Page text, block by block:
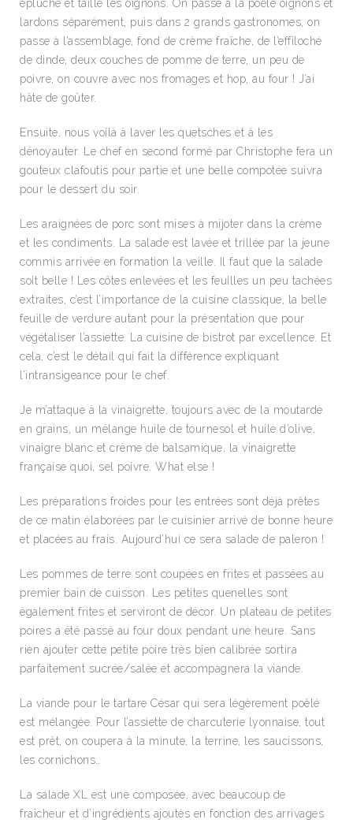
épluché et taillé les oignons. On passe à la poêle oignons et
lardons séparément, puis dans 2 grands gastronomes, on
passe à l’assemblage, fond de crème fraîche, de l’effiloché
de dinde, deux couches de pomme de terre, un peu de
poivre, on couvre avec nos fromages et hop, au four ! J’ai
hâte de goûter.
Ensuite, nous voilà à laver les quetsches et à les
dénoyauter. Le chef en second formé par Christophe fera un
gouteux clafoutis pour partie et une belle compotée suivra
pour le dessert du soir.
Les araignées de porc sont mises à mijoter dans la crème
et les condiments. La salade est lavée et trillée par la jeune
commis arrivée en formation la veille. Il faut que la salade
soit belle ! Les côtes enlevées et les feuilles un peu tachées
extraites, c’est l’importance de la cuisine classique, la belle
feuille de verdure autant pour la présentation que pour
végétaliser l’assiette. La cuisine de bistrot par excellence. Et
cela, c’est le détail qui fait la différence expliquant
l’intransigeance pour le chef.
Je m’attaque à la vinaigrette, toujours avec de la moutarde
en grains, un mélange huile de tournesol et huile d’olive,
vinaigre blanc et crème de balsamique, la vinaigrette
française quoi, sel poivre. What else !
Les préparations froides pour les entrées sont déjà prêtes
de ce matin élaborées par le cuisinier arrivé de bonne heure
et placées au frais. Aujourd’hui ce sera salade de paleron !
Les pommes de terre sont coupées en frites et passées au
premier bain de cuisson. Les petites quenelles sont
également frites et serviront de décor. Un plateau de petites
poires a été passé au four doux pendant une heure. Sans
rien ajouter cette petite poire très bien calibrée sortira
parfaitement sucrée/salée et accompagnera la viande.
La viande pour le tartare César qui sera légèrement poêlé
est mélangée. Pour l’assiette de charcuterie lyonnaise, tout
est prêt, on coupera à la minute, la terrine, les saucissons,
les cornichons…
La salade XL est une composée, avec beaucoup de
fraîcheur et d’ingrédients ajoutés en fonction des arrivages